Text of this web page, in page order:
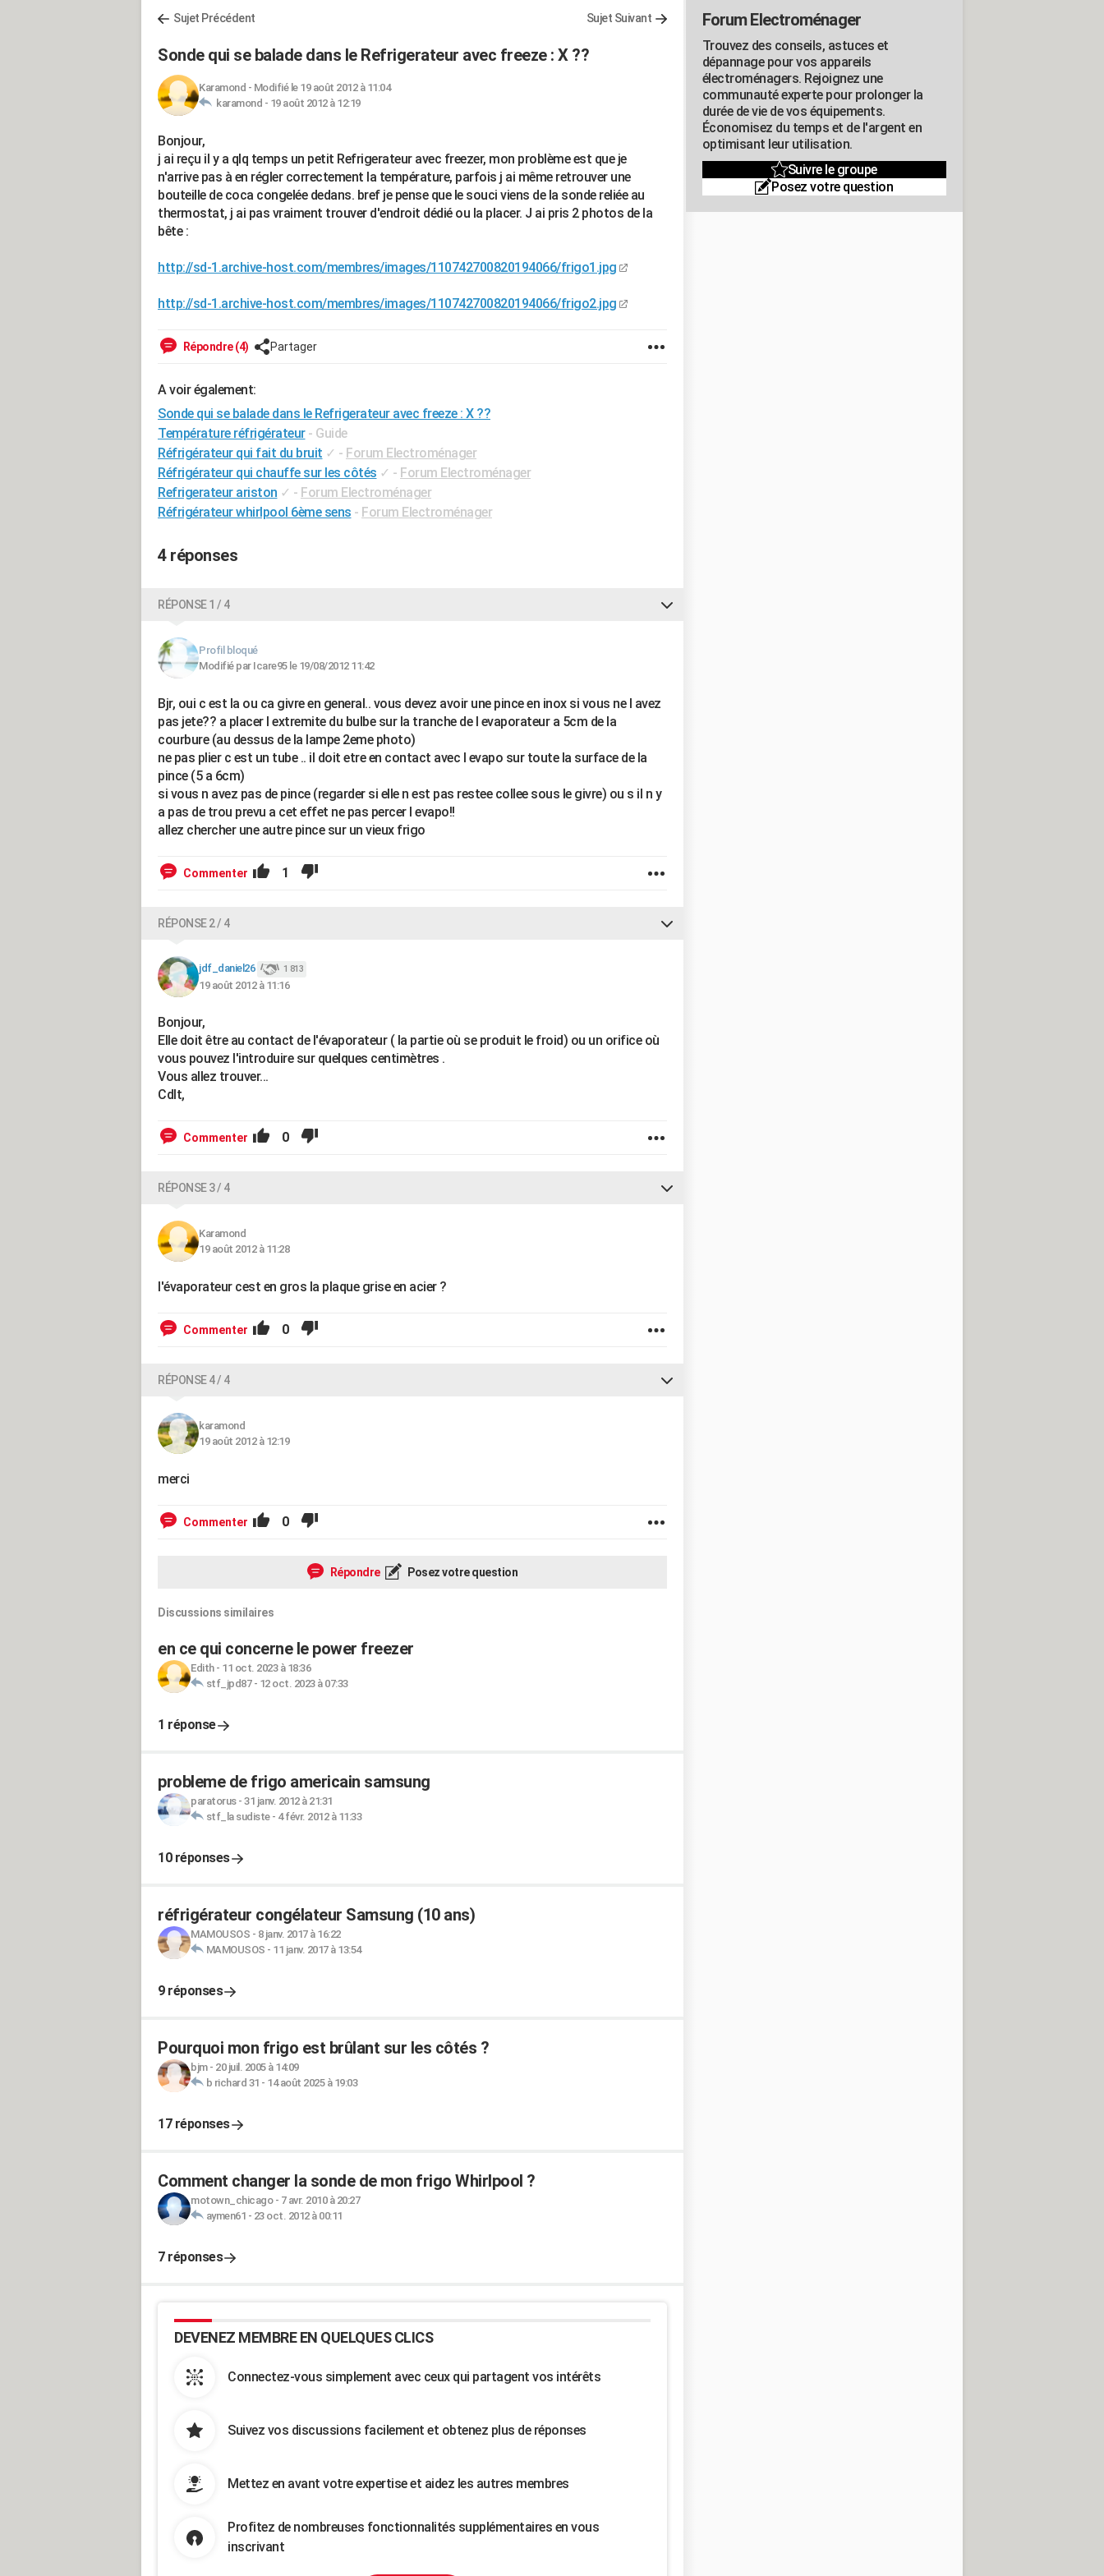
Sujet Précédent Sujet Suivant
Sonde qui se balade dans le Refrigerateur avec freeze : X ??
Karamond - Modifié le 19 août 2012 à 11:04
karamond - 19 août 2012 à 12:19
Bonjour,
j ai reçu il y a qlq temps un petit Refrigerateur avec freezer, mon problème est que je
n'arrive pas à en régler correctement la température, parfois j ai même retrouver une
bouteille de coca congelée dedans. bref je pense que le souci viens de la sonde reliée au
thermostat, j ai pas vraiment trouver d'endroit dédié ou la placer. J ai pris 2 photos de la
bête :
http://sd-1.archive-host.com/membres/images/110742700820194066/frigo1.jpg
http://sd-1.archive-host.com/membres/images/110742700820194066/frigo2.jpg
Répondre (4) Partager
A voir également:
Sonde qui se balade dans le Refrigerateur avec freeze : X ??
Température réfrigérateur - Guide
Réfrigérateur qui fait du bruit ✓ - Forum Electroménager
Réfrigérateur qui chauffe sur les côtés ✓ - Forum Electroménager
Refrigerateur ariston ✓ - Forum Electroménager
Réfrigérateur whirlpool 6ème sens - Forum Electroménager
4 réponses
RÉPONSE 1 / 4
Profil bloqué
Modifié par Icare95 le 19/08/2012 11:42
Bjr, oui c est la ou ca givre en general.. vous devez avoir une pince en inox si vous ne l avez
pas jete?? a placer l extremite du bulbe sur la tranche de l evaporateur a 5cm de la
courbure (au dessus de la lampe 2eme photo)
ne pas plier c est un tube .. il doit etre en contact avec l evapo sur toute la surface de la
pince (5 a 6cm)
si vous n avez pas de pince (regarder si elle n est pas restee collee sous le givre) ou s il n y
a pas de trou prevu a cet effet ne pas percer l evapo!!
allez chercher une autre pince sur un vieux frigo
Commenter 1
RÉPONSE 2 / 4
jdf_daniel26 1 813
19 août 2012 à 11:16
Bonjour,
Elle doit être au contact de l'évaporateur ( la partie où se produit le froid) ou un orifice où
vous pouvez l'introduire sur quelques centimètres .
Vous allez trouver...
Cdlt,
Commenter 0
RÉPONSE 3 / 4
Karamond
19 août 2012 à 11:28
l'évaporateur cest en gros la plaque grise en acier ?
Commenter 0
RÉPONSE 4 / 4
karamond
19 août 2012 à 12:19
merci
Commenter 0
Répondre Posez votre question
Discussions similaires
en ce qui concerne le power freezer
Edith- 11 oct. 2023 à 18:36
stf_jpd87- 12 oct. 2023 à 07:33
1 réponse
probleme de frigo americain samsung
paratorus- 31 janv. 2012 à 21:31
stf_la sudiste- 4 févr. 2012 à 11:33
10 réponses
réfrigérateur congélateur Samsung (10 ans)
MAMOUSOS - 8 janv. 2017 à 16:22
MAMOUSOS - 11 janv. 2017 à 13:54
9 réponses
Pourquoi mon frigo est brûlant sur les côtés ?
bjm- 20 juil. 2005 à 14:09
b richard 31 - 14 août 2025 à 19:03
17 réponses
Comment changer la sonde de mon frigo Whirlpool ?
motown_chicago- 7 avr. 2010 à 20:27
aymen61 - 23 oct. 2012 à 00:11
7 réponses
DEVENEZ MEMBRE EN QUELQUES CLICS
Connectez-vous simplement avec ceux qui partagent vos intérêts
Suivez vos discussions facilement et obtenez plus de réponses
Mettez en avant votre expertise et aidez les autres membres
Profitez de nombreuses fonctionnalités supplémentaires en vous
inscrivant
Forum Electroménager
Trouvez des conseils, astuces et
dépannage pour vos appareils
électroménagers. Rejoignez une
communauté experte pour prolonger la
durée de vie de vos équipements.
Économisez du temps et de l'argent en
optimisant leur utilisation.
Suivre le groupe
Posez votre question